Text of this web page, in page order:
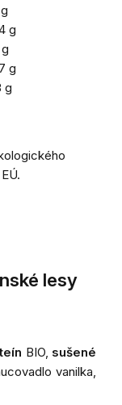
g
g
g
g
lesy
BIO, sušené
vanilka,